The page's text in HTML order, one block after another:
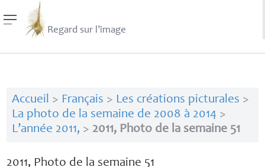
Regard sur l’image
Accueil > Français > Les créations picturales >
La photo de la semaine de 2008 à 2014>
L’année 2011, > 2011, Photo de la semaine 51
2011, Photo de la semaine 51